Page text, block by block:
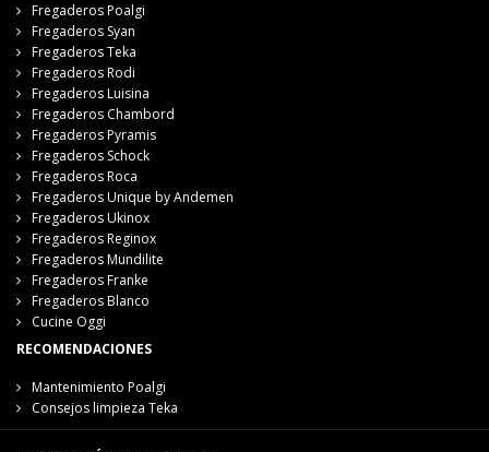
Fregaderos Poalgi
Fregaderos Syan
Fregaderos Teka
Fregaderos Rodi
Fregaderos Luisina
Fregaderos Chambord
Fregaderos Pyramis
Fregaderos Schock
Fregaderos Roca
Fregaderos Unique by Andemen
Fregaderos Ukinox
Fregaderos Reginox
Fregaderos Mundilite
Fregaderos Franke
Fregaderos Blanco
Cucine Oggi
RECOMENDACIONES
Mantenimiento Poalgi
Consejos limpieza Teka